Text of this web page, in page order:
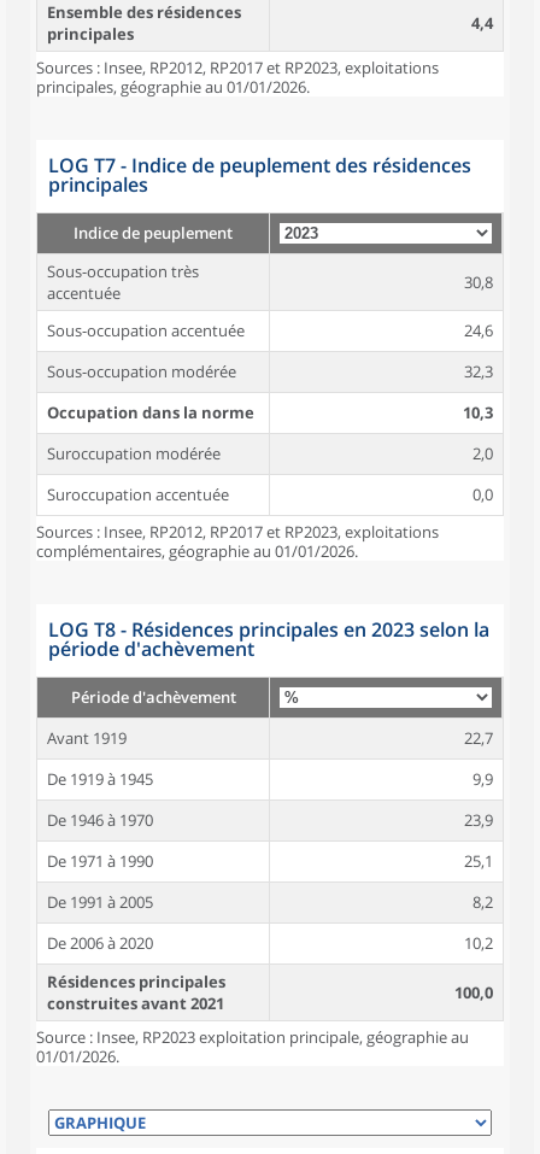
Ensemble des résidences
principales
4,4
Sources : Insee, RP2012, RP2017 et RP2023, exploitations
principales, géographie au 01/01/2026.
LOG T7 - Indice de peuplement des résidences
principales
Indice de peuplement
Sous-occupation très
accentuée
30,8
Sous-occupation accentuée
24,6
Sous-occupation modérée
32,3
Occupation dans la norme
10,3
Suroccupation modérée
2,0
Suroccupation accentuée
0,0
Sources : Insee, RP2012, RP2017 et RP2023, exploitations
complémentaires, géographie au 01/01/2026.
LOG T8 - Résidences principales en 2023 selon la
période d'achèvement
Période d'achèvement
Avant 1919
22,7
De 1919 à 1945
9,9
De 1946 à 1970
23,9
De 1971 à 1990
25,1
De 1991 à 2005
8,2
De 2006 à 2020
10,2
Résidences principales
construites avant 2021
100,0
Source : Insee, RP2023 exploitation principale, géographie au
01/01/2026.